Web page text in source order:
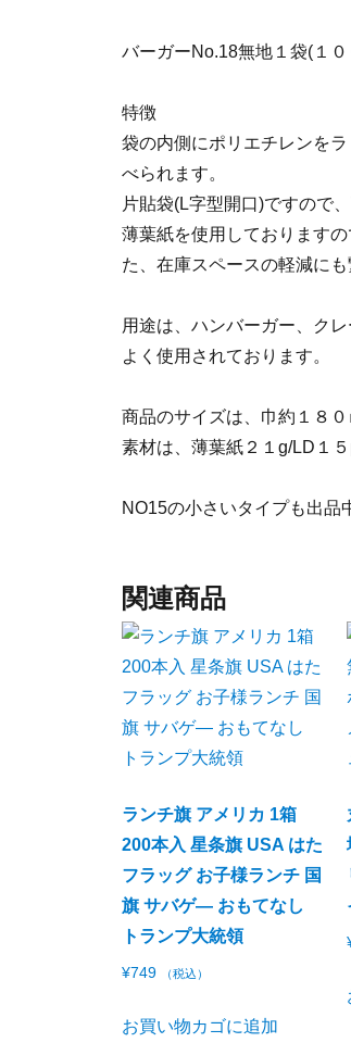
バーガーNo.18無地１袋(１
特徴
袋の内側にポリエチレンを
べられます。
片貼袋(L字型開口)ですので
薄葉紙を使用しております
た、在庫スペースの軽減にも
用途は、ハンバーガー、ク
よく使用されております。
商品のサイズは、巾約１８０
素材は、薄葉紙２１g/LD１５
NO15の小さいタイプも出品
関連商品
ランチ旗 アメリカ 1箱
200本入 星条旗 USA はた
フラッグ お子様ランチ 国
旗 サバゲ― おもてなし
トランプ大統領
¥749 （税込）
お買い物カゴに追加